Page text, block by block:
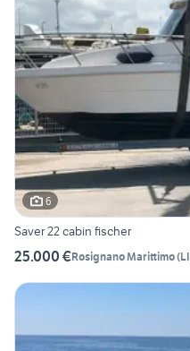
6
Saver 22 cabin fischer
25.000 €Rosignano Marittimo(LI